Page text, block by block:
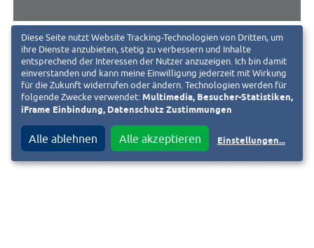
Ansprechpartner:
Elke Perscheid
Geschäftsführerin
geschaeftsstelle@asc-darmstadt.de
Diese Seite nutzt Website Tracking-Technologien von Dritten, um
ihre Dienste anzubieten, stetig zu verbessern und Inhalte
entsprechend der Interessen der Nutzer anzuzeigen. Ich bin damit
einverstanden und kann meine Einwilligung jederzeit mit Wirkung
für die Zukunft widerrufen oder ändern. Technologien werden für
folgende Zwecke verwendet: Multimedia, Besucher-Statistiken,
iFrame Einbindung, Datenschutz Zustimmungen
Alle ablehnen Alle akzeptieren Einstellungen...